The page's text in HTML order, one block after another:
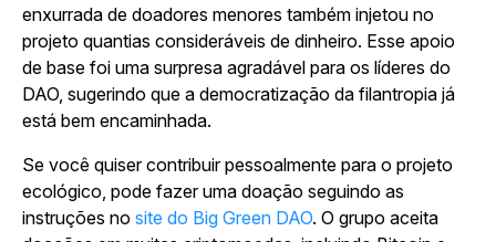
enxurrada de doadores menores também injetou no
projeto quantias consideráveis de dinheiro. Esse apoio
de base foi uma surpresa agradável para os líderes do
DAO, sugerindo que a democratização da filantropia já
está bem encaminhada.
Se você quiser contribuir pessoalmente para o projeto
ecológico, pode fazer uma doação seguindo as
instruções no site do Big Green DAO. O grupo aceita